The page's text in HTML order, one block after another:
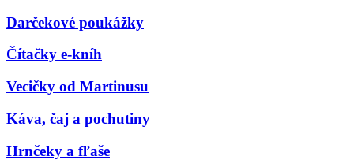
Darčekové poukážky
Čítačky e-kníh
Vecičky od Martinusu
Káva, čaj a pochutiny
Hrnčeky a fľaše